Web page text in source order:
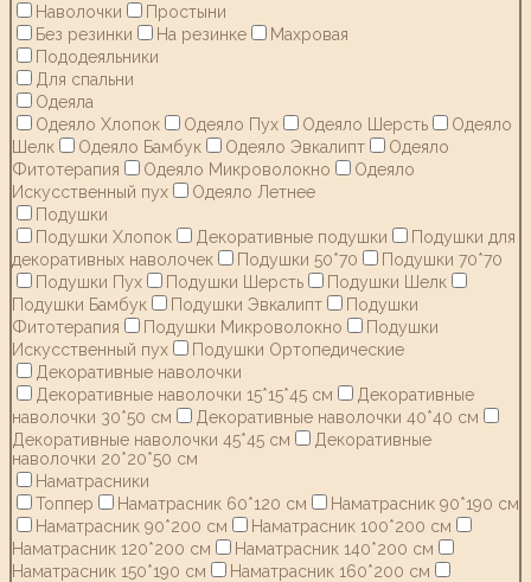
Наволочки
Простыни
Без резинки
На резинке
Махровая
Пододеяльники
Для спальни
Одеяла
Одеяло Хлопок
Одеяло Пух Одеяло Шерсть
Одеяло
Шелк
Одеяло Бамбук Одеяло Эвкалипт
Одеяло
Фитотерапия
Одеяло Микроволокно
Одеяло
Искусственный пух
Одеяло Летнее
Подушки
Подушки Хлопок
Декоративные подушки
Подушки для
декоративных наволочек
Подушки 50*70
Подушки 70*70
Подушки Пух
Подушки Шерсть
Подушки Шелк
Подушки Бамбук
Подушки Эвкалипт
Подушки
Фитотерапия
Подушки Микроволокно
Подушки
Искусственный пух
Подушки Ортопедические
Декоративные наволочки
Декоративные наволочки 15*15*45 см
Декоративные
наволочки 30*50 см
Декоративные наволочки 40*40 см
Декоративные наволочки 45*45 см
Декоративные
наволочки 20*20*50 см
Наматрасники
Топпер
Наматрасник 60*120 см
Наматрасник 90*190 см
Наматрасник 90*200 см
Наматрасник 100*200 см
Наматрасник 120*200 см
Наматрасник 140*200 см
Наматрасник 150*190 см
Наматрасник 160*200 см